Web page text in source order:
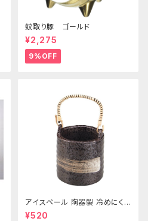
蚊取り豚 ゴールド
¥2,275
9%OFF
アイスペール 陶器製 冷めにくい
二重構造 860ml
¥520